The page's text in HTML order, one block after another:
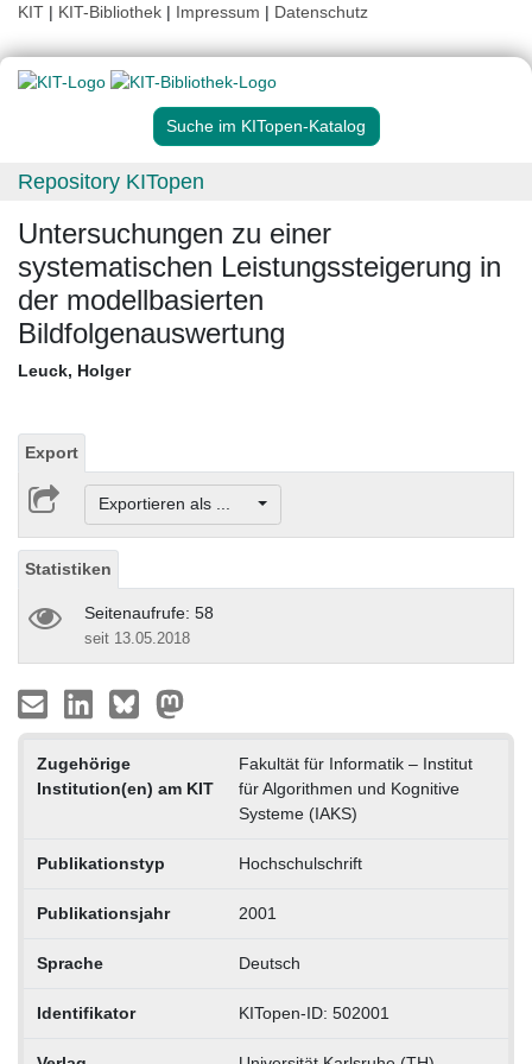
KIT | KIT-Bibliothek | Impressum | Datenschutz
Suche im KITopen-Katalog
Repository KITopen
Untersuchungen zu einer
systematischen Leistungssteigerung in
der modellbasierten
Bildfolgenauswertung
Leuck, Holger
Export
Exportieren als ...
Statistiken
Seitenaufrufe: 58
seit 13.05.2018
Zugehörige
Institution(en) am KIT
Fakultät für Informatik – Institut
für Algorithmen und Kognitive
Systeme (IAKS)
Publikationstyp Hochschulschrift
Publikationsjahr 2001
Sprache Deutsch
Identifikator KITopen-ID: 502001